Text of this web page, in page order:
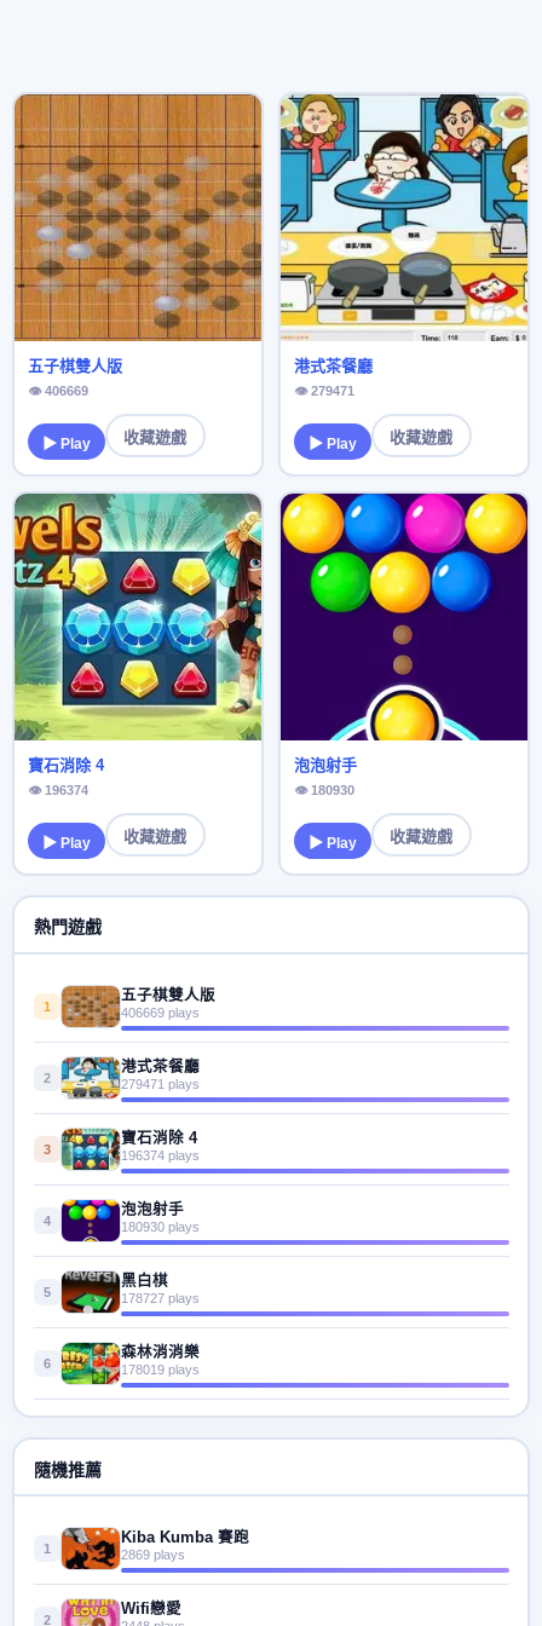
五子棋雙人版
👁 406669
▶ Play 收藏遊戲
港式茶餐廳
👁 279471
▶ Play 收藏遊戲
寶石消除 4
👁 196374
▶ Play 收藏遊戲
泡泡射手
👁 180930
▶ Play 收藏遊戲
熱門遊戲
1
五子棋雙人版
406669 plays
2
港式茶餐廳
279471 plays
3
寶石消除 4
196374 plays
4
泡泡射手
180930 plays
5
黑白棋
178727 plays
6
森林消消樂
178019 plays
隨機推薦
1
Kiba Kumba 賽跑
2869 plays
2
Wifi戀愛